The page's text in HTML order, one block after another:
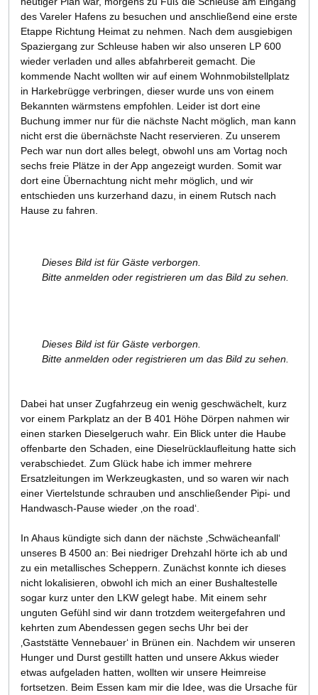
des Vareler Hafens zu besuchen und anschließend eine erste
Etappe Richtung Heimat zu nehmen. Nach dem ausgiebigen
Spaziergang zur Schleuse haben wir also unseren LP 600
wieder verladen und alles abfahrbereit gemacht. Die
kommende Nacht wollten wir auf einem Wohnmobilstellplatz
in Harkebrügge verbringen, dieser wurde uns von einem
Bekannten wärmstens empfohlen. Leider ist dort eine
Buchung immer nur für die nächste Nacht möglich, man kann
nicht erst die übernächste Nacht reservieren. Zu unserem
Pech war nun dort alles belegt, obwohl uns am Vortag noch
sechs freie Plätze in der App angezeigt wurden. Somit war
dort eine Übernachtung nicht mehr möglich, und wir
entschieden uns kurzerhand dazu, in einem Rutsch nach
Hause zu fahren.
Dieses Bild ist für Gäste verborgen.
Bitte anmelden oder registrieren um das Bild zu sehen.
Dieses Bild ist für Gäste verborgen.
Bitte anmelden oder registrieren um das Bild zu sehen.
Dabei hat unser Zugfahrzeug ein wenig geschwächelt, kurz
vor einem Parkplatz an der B 401 Höhe Dörpen nahmen wir
einen starken Dieselgeruch wahr. Ein Blick unter die Haube
offenbarte den Schaden, eine Dieselrücklaufleitung hatte sich
verabschiedet. Zum Glück habe ich immer mehrere
Ersatzleitungen im Werkzeugkasten, und so waren wir nach
einer Viertelstunde schrauben und anschließender Pipi- und
Handwasch-Pause wieder ‚on the road‘.
In Ahaus kündigte sich dann der nächste ‚Schwächeanfall‘
unseres B 4500 an: Bei niedriger Drehzahl hörte ich ab und
zu ein metallisches Scheppern. Zunächst konnte ich dieses
nicht lokalisieren, obwohl ich mich an einer Bushaltestelle
sogar kurz unter den LKW gelegt habe. Mit einem sehr
unguten Gefühl sind wir dann trotzdem weitergefahren und
kehrten zum Abendessen gegen sechs Uhr bei der
‚Gaststätte Vennebauer‘ in Brünen ein. Nachdem wir unseren
Hunger und Durst gestillt hatten und unsere Akkus wieder
etwas aufgeladen hatten, wollten wir unsere Heimreise
fortsetzen. Beim Essen kam mir die Idee, was die Ursache für